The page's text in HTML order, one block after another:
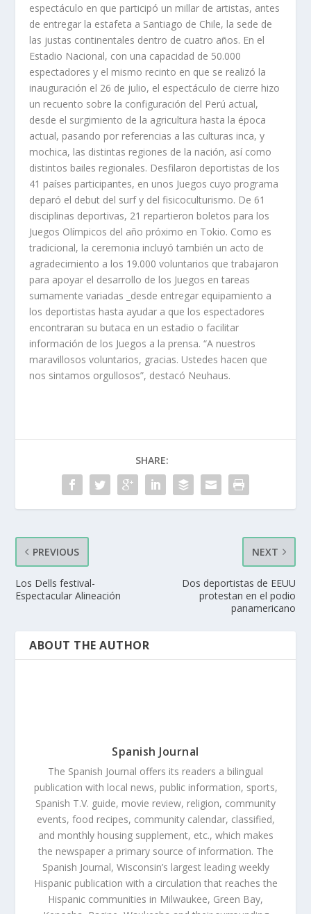
espectáculo en que participó un millar de artistas, antes
de entregar la estafeta a Santiago de Chile, la sede de
las justas continentales dentro de cuatro años. En el
Estadio Nacional, con una capacidad de 50.000
espectadores y el mismo recinto en que se realizó la
inauguración el 26 de julio, el espectáculo de cierre hizo
un recuento sobre la configuración del Perú actual,
desde el surgimiento de la agricultura hasta la época
actual, pasando por referencias a las culturas inca, y
mochica, las distintas regiones de la nación, así como
distintos bailes regionales. Desfilaron deportistas de los
41 países participantes, en unos Juegos cuyo programa
deparó el debut del surf y del fisicoculturismo. De 61
disciplinas deportivas, 21 repartieron boletos para los
Juegos Olímpicos del año próximo en Tokio. Como es
tradicional, la ceremonia incluyó también un acto de
agradecimiento a los 19.000 voluntarios que trabajaron
para apoyar el desarrollo de los Juegos en tareas
sumamente variadas _desde entregar equipamiento a
los deportistas hasta ayudar a que los espectadores
encontraran su butaca en un estadio o facilitar
información de los Juegos a la prensa. “A nuestros
maravillosos voluntarios, gracias. Ustedes hacen que
nos sintamos orgullosos”, destacó Neuhaus.
SHARE:
PREVIOUS
Los Dells festival-
Espectacular Alineación
NEXT
Dos deportistas de EEUU
protestan en el podio
panamericano
ABOUT THE AUTHOR
Spanish Journal
The Spanish Journal offers its readers a bilingual
publication with local news, public information, sports,
Spanish T.V. guide, movie review, religion, community
events, food recipes, community calendar, classified,
and monthly housing supplement, etc., which makes
the newspaper a primary source of information. The
Spanish Journal, Wisconsin’s largest leading weekly
Hispanic publication with a circulation that reaches the
Hispanic communities in Milwaukee, Green Bay,